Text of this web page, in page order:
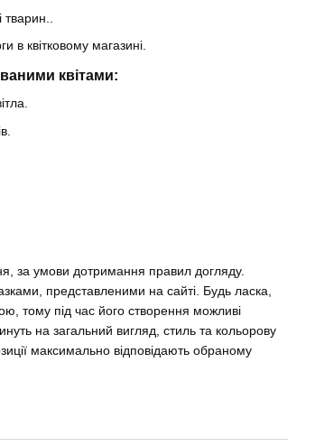
в квітковому магазині.
квітами:
за умови дотримання правил догляду.
представленими на сайті. Будь ласка,
тому під час його створення можливі
на загальний вигляд, стиль та кольорову
максимально відповідають обраному